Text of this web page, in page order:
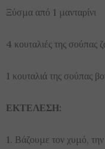
Ξύσμα από 1 μανταρίνι
4 κουταλιές της σούπας
1 κουταλιά της σούπας
ΕΚΤΕΛΕΣΗ:
1. Βάζουμε τον χυμό,